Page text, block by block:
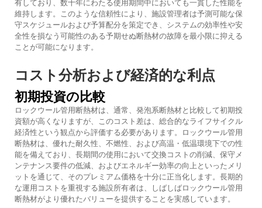
有しており、数十年にわたる使用期間中においても一貫した性能を
維持します。このような信頼性により、施設管理者は予測可能な保
守スケジュールおよび予算配分を策定でき、システムの効率性や安
全性を損なう可能性のある予期せぬ断熱材の故障を最小限に抑える
ことが可能になります。
コスト分析および経済的な利点
初期投資の比較
ロックウール管用断熱材は、通常、発泡系断熱材と比較して初期投
資額が高くなりますが、このコスト差は、総合的なライフサイクル
経済性という観点から評価する必要があります。ロックウール管用
断熱材は、優れた耐久性、不燃性、および高温・低温環境下での性
能を備えており、長期間の使用において交換コストの削減、保守メ
ンテナンス要件の低減、およびエネルギー効率の向上といったメリ
ットを通じて、そのプレミアム価格を十分に正当化します。長期的
な運用コストを重視する施設所有者は、しばしばロックウール管用
断熱材がより優れたバリューを提供することを実感しています。